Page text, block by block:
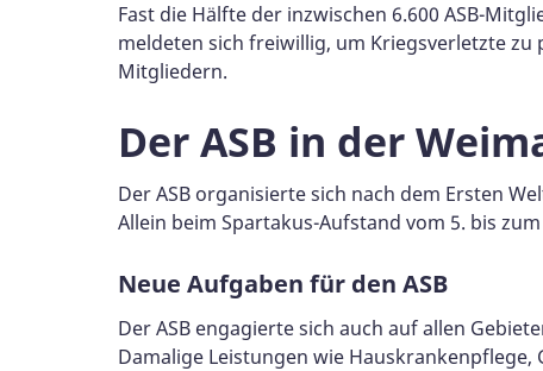
Fast die Hälfte der inzwischen 6.600 ASB-
meldeten sich freiwillig, um Kriegsverletzte zu
Mitgliedern.
Der ASB in der
Der ASB organisierte sich nach dem Ersten
Allein beim Spartakus-Aufstand vom 5. bis
Neue Aufgaben für den ASB
Der ASB engagierte sich auch auf allen
Damalige Leistungen wie